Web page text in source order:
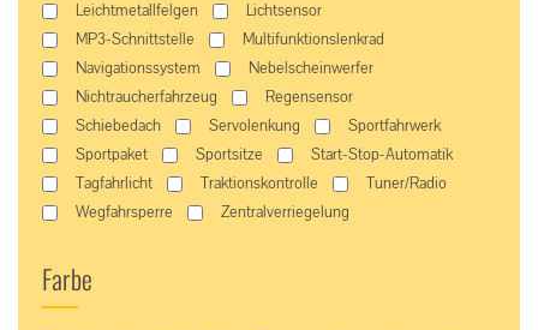
Leichtmetallfelgen
Lichtsensor
MP3-Schnittstelle
Multifunktionslenkrad
Navigationssystem
Nebelscheinwerfer
Nichtraucherfahrzeug
Regensensor
Schiebedach
Servolenkung
Sportfahrwerk
Sportpaket
Sportsitze
Start-Stop-Automatik
Tagfahrlicht
Traktionskontrolle
Tuner/Radio
Wegfahrsperre
Zentralverriegelung
Farbe